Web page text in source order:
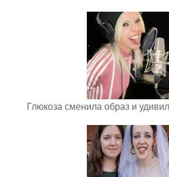
Глюкоза сменила образ и